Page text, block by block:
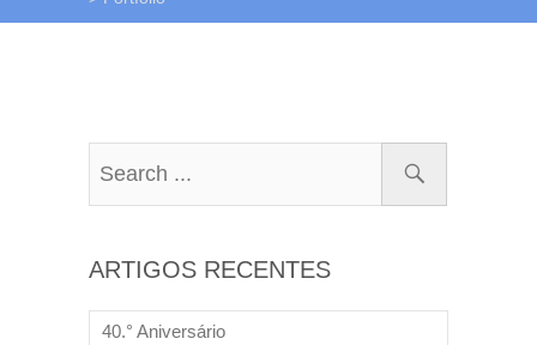
ARTIGOS RECENTES
40.° Aniversário